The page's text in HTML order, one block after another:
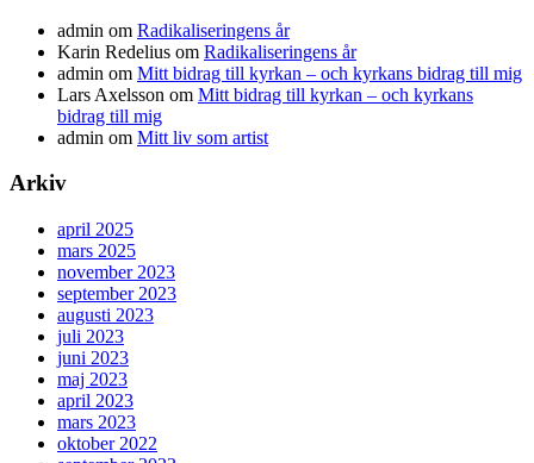
admin om Radikaliseringens år
Karin Redelius om Radikaliseringens år
admin om Mitt bidrag till kyrkan – och kyrkans bidrag till mig
Lars Axelsson om Mitt bidrag till kyrkan – och kyrkans
bidrag till mig
admin om Mitt liv som artist
Arkiv
april 2025
mars 2025
november 2023
september 2023
augusti 2023
juli 2023
juni 2023
maj 2023
april 2023
mars 2023
oktober 2022